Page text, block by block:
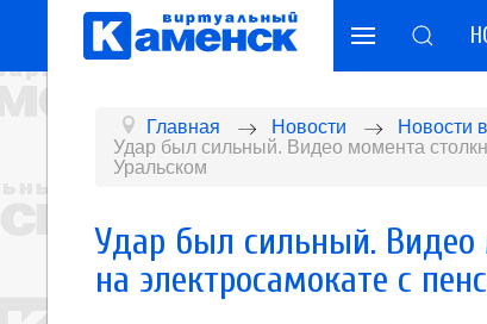
Главная Новости
Новости
Удар был сильный. Видео момента
Уральском
Удар был сильный. Видео
на электросамокате с